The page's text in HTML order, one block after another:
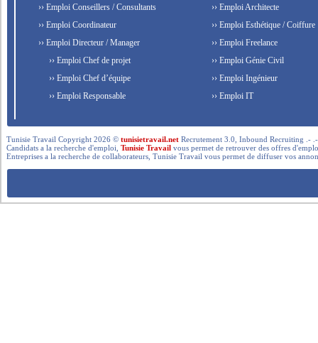
›› Emploi Conseillers / Consultants
›› Emploi Coordinateur
›› Emploi Directeur / Manager
›› Emploi Chef de projet
›› Emploi Chef d’équipe
›› Emploi Responsable
›› Emploi Architecte
›› Emploi Esthétique / Coiffure
›› Emploi Freelance
›› Emploi Génie Civil
›› Emploi Ingénieur
›› Emploi IT
Tunisie Travail Copyright 2026 ©tunisietravail.net Recrutement 3.0, Inbound Recruiting .-
Candidats a la recherche d'emploi,Tunisie Travail vous permet de retrouver des offres
Entreprises a la recherche de collaborateurs, Tunisie Travail vous permet de diffuser vos